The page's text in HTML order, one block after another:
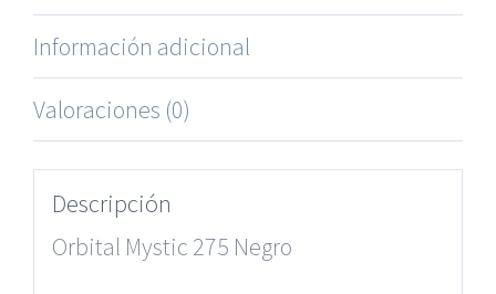
Información adicional
Valoraciones (0)
Descripción
Orbital Mystic 275 Negro